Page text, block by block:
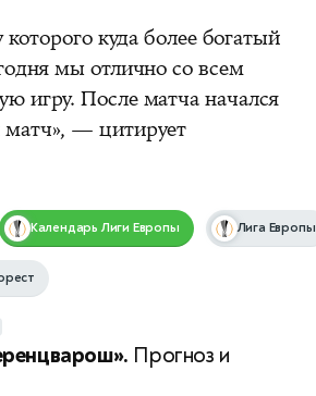
куда более богатый
мы отлично со всем
игру. После матча начался
— цитирует
Календарь Лиги Европы Лига Европы
Прогноз и